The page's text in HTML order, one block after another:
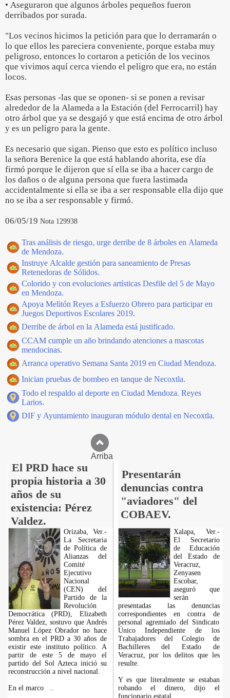
• Aseguraron que algunos árboles pequeños fueron
derribados por surada.
"Los vecinos hicimos la petición para que lo derramarán o
lo que ellos les pareciera conveniente, porque estaba muy
peligroso, entonces lo cortaron a petición de los vecinos
que vivimos aquí cerca viendo el peligro que era, no están
locos.
Esas personas -las que se oponen- si se ponen a revisar
alrededor de la Alameda a la Estación (del Ferrocarril) hay
otro árbol que ya se desgajó y que está encima de otro árbol
y es un peligro para la gente.
Es necesario que sigan. Pienso que esto es político incluso
la señora Berenice la que está hablando ahorita, ese día
firmó porque le dijeron que sí ella se iba a hacer cargo de
los daños o de alguna persona que fuera lastimada
accidentalmente si ella se iba a ser responsable ella dijo que
no se iba a ser responsable y firmó.
06/05/19 Nota 129938
Tras análisis de riesgo, urge derribe de 8 árboles en Alameda
de Mendoza.
Instruye Alcalde gestión para saneamiento de Presas
Retenedoras de Sólidos.
Colorido y con evoluciones artísticas Desfile del 5 de Mayo
en Mendoza.
Apoya Melitón Reyes a Esfuerzo Obrero para participar en
Juegos Deportivos Escolares 2019.
Derribe de árbol en la Alameda está justificado.
CCAM cumple un año brindando atenciones a mascotas
mendocinas.
Arranca operativo Semana Santa 2019 en Ciudad Mendoza.
Inician pruebas de bombeo en tanque de Necoxtla.
Todo el respaldo al deporte en Ciudad Mendoza. Reyes
Larios.
DIF y Ayuntamiento inauguran módulo dental en Necoxtla.
Arriba
El PRD hace su
propia historia a 30
años de su
existencia: Pérez
Valdez.
Presentarán
denuncias contra
"aviadores" del
COBAEV.
Orizaba, Ver.-
La Secretaria
de Política de
Alianzas del
Comité
Ejecutivo
Nacional
(CEN) del
Partido de la
Revolución
Democrática (PRD), Elizabeth
Pérez Valdez, sostuvo que Andrés
Manuel López Obrador no hace
sombra en el PRD a 30 años de
existir este instituto político. A
partir de este 5 de mayo el
partido del Sol Azteca inició su
reconstrucción a nivel nacional.
En el marco
Xalapa, Ver.-
El Secretario
de Educación
del Estado de
Veracruz,
Zenyasen
Escobar,
aseguró que
serán
presentadas las denuncias
correspondientes en contra de
personal agremiado del Sindicato
Único Independiente de los
Trabajadores del Colegio de
Bachilleres del Estado de
Veracruz, por los delitos que les
resulte.
Y es que literalmente se estaban
robando el dinero, dijo el
funcionario estatal.